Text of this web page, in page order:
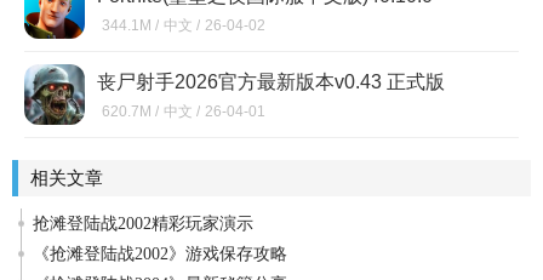
52157884-Android最新版
344.1M / 中文 / 26-04-02
丧尸射手2026官方最新版本v0.43 正式版
620.7M / 中文 / 26-04-01
相关文章
抢滩登陆战2002精彩玩家演示
《抢滩登陆战2002》游戏保存攻略